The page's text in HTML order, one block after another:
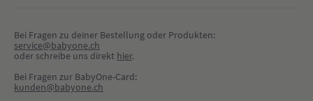
Bei Fragen zu deiner Bestellung oder Produkten:
service@babyone.ch
oder schreibe uns direkt hier.
Bei Fragen zur BabyOne-Card:
kunden@babyone.ch